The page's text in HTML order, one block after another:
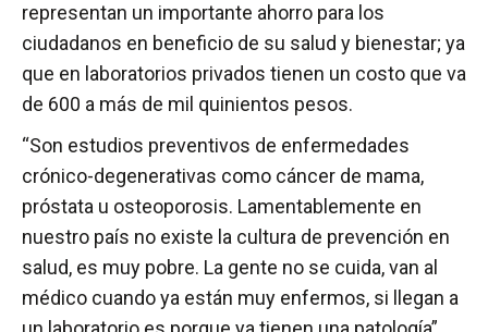
representan un importante ahorro para los
ciudadanos en beneficio de su salud y bienestar; ya
que en laboratorios privados tienen un costo que va
de 600 a más de mil quinientos pesos.
“Son estudios preventivos de enfermedades
crónico-degenerativas como cáncer de mama,
próstata u osteoporosis. Lamentablemente en
nuestro país no existe la cultura de prevención en
salud, es muy pobre. La gente no se cuida, van al
médico cuando ya están muy enfermos, si llegan a